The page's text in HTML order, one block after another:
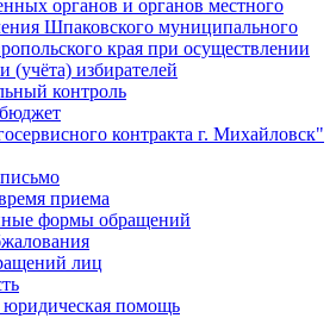
органов и органов местного
Шпаковского муниципального
края при осуществлении
(учёта) избирателей
контроль
контракта г. Михайловск"
приема
формы обращений
лиц
юридическая помощь